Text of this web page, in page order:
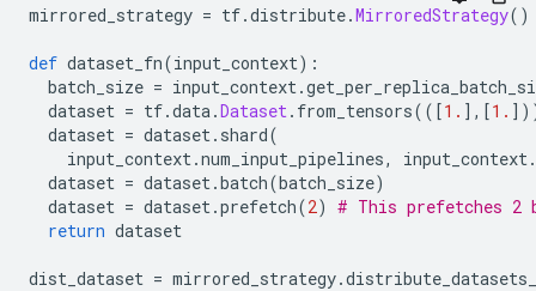
mirrored_strategy = tf.distribute.MirroredStrategy()
def dataset_fn(input_context):
batch_size = input_context.
dataset = tf.data.Dataset. from_tensors(([1. ],[1.
dataset = dataset. shard(
input_context.num_input_pipelines, input_context.
dataset = dataset.batch(batch_size)
dataset = dataset.prefetch(2) # This prefetches 2
return dataset
dist_dataset = mirrored_strategy.